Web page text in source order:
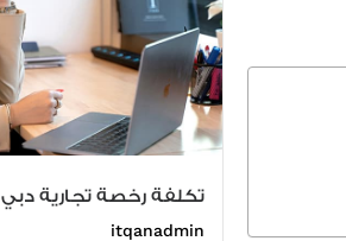
تكلفة رخصة تجارية دبي
itqanadmin